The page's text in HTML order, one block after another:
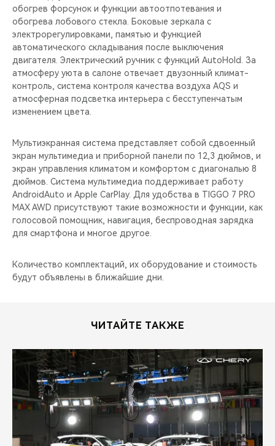
обогрев форсунок и функции автоотпотевания и
обогрева лобового стекла. Боковые зеркала с
электрорегулировками, памятью и функцией
автоматического складывания после выключения
двигателя. Электрический ручник с функций AutoHold. За
атмосферу уюта в салоне отвечает двузонный климат-
контроль, система контроля качества воздуха AQS и
атмосферная подсветка интерьера с бесступенчатым
изменением цвета.
Мультиэкранная система представляет собой сдвоенный
экран мультимедиа и приборной панели по 12,3 дюймов, и
экран управления климатом и комфортом с диагональю 8
дюймов. Система мультимедиа поддерживает работу
AndroidAuto и Apple CarPlay. Для удобства в TIGGO 7 PRO
MAX AWD присутствуют такие возможности и функции, как
голосовой помощник, навигация, беспроводная зарядка
для смартфона и многое другое.
Количество комплектаций, их оборудование и стоимость
будут объявлены в ближайшие дни.
ЧИТАЙТЕ ТАКЖЕ